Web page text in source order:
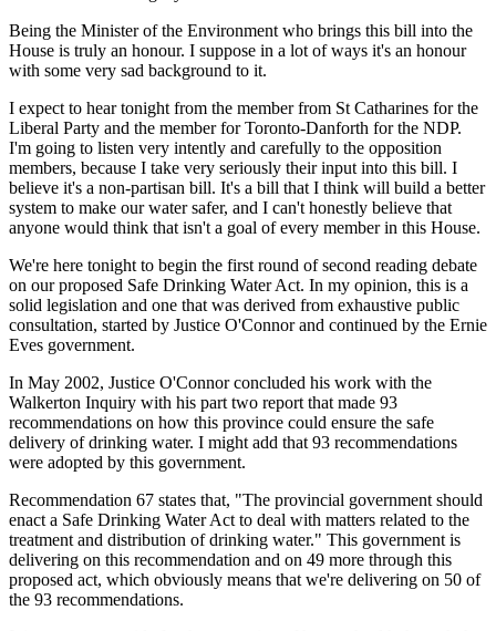
Being the Minister of the Environment who brings this bill into the
House is truly an honour. I suppose in a lot of ways it's an honour
with some very sad background to it.
I expect to hear tonight from the member from St Catharines for the
Liberal Party and the member for Toronto-Danforth for the NDP.
I'm going to listen very intently and carefully to the opposition
members, because I take very seriously their input into this bill. I
believe it's a non-partisan bill. It's a bill that I think will build a better
system to make our water safer, and I can't honestly believe that
anyone would think that isn't a goal of every member in this House.
We're here tonight to begin the first round of second reading debate
on our proposed Safe Drinking Water Act. In my opinion, this is a
solid legislation and one that was derived from exhaustive public
consultation, started by Justice O'Connor and continued by the Ernie
Eves government.
In May 2002, Justice O'Connor concluded his work with the
Walkerton Inquiry with his part two report that made 93
recommendations on how this province could ensure the safe
delivery of drinking water. I might add that 93 recommendations
were adopted by this government.
Recommendation 67 states that, "The provincial government should
enact a Safe Drinking Water Act to deal with matters related to the
treatment and distribution of drinking water." This government is
delivering on this recommendation and on 49 more through this
proposed act, which obviously means that we're delivering on 50 of
the 93 recommendations.